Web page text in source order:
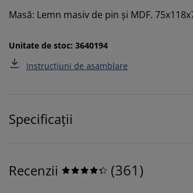
Masă: Lemn masiv de pin și MDF.
Unitate de stoc: 3640194
Instrucțiuni de asamblare
Specificații
Recenzii (361)